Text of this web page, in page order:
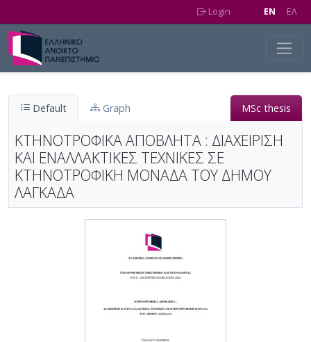
Login EN EΛ
Default Graph MSc thesis
ΚΤΗΝΟΤΡΟΦΙΚΑ ΑΠΟΒΛΗΤΑ : ΔΙΑΧΕΙΡΙΣΗ
ΚΑΙ ΕΝΑΛΛΑΚΤΙΚΕΣ ΤΕΧΝΙΚΕΣ ΣΕ
ΚΤΗΝΟΤΡΟΦΙΚΗ ΜΟΝΑΔΑ ΤΟΥ ΔΗΜΟΥ
ΛΑΓΚΑΔΑ